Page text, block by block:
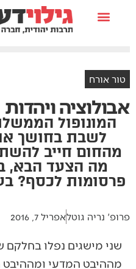
טור אורח
אבולוציה ויהדות
המונופול
לשבת בחושך
מהחום חייב
מה הצעד הבא,
פרסומות לכסף?
פרופ' נריה גוטלאפריל 7, 2016
שני מישגים נפלו בחלקם
מההיבט המדעי